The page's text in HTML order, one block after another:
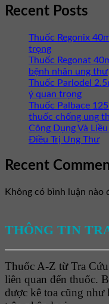
Recent Posts
Thuốc Regonix
trọng
Thuốc Regonat
bệnh nhân ung thư
Thuốc Parlodel
ý quan trọng
Thuốc Palbace
thuốc chống ung
Công Dụng Và
Điều Trị Ung Thư
Recent
Không có bình luận nào
THÔNG TIN
Thuốc A-Z từ Tra
liên quan đến thuốc.
được kê toa cũng như